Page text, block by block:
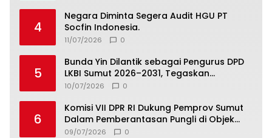
4
Negara Diminta Segera Audit HGU PT
Socfin Indonesia.
11/07/2026 0
5
Bunda Yin Dilantik sebagai Pengurus DPD
LKBI Sumut 2026–2031, Tegaskan
Komitmen Perkuat Toleransi dan
10/07/2026 0
6
Komisi VII DPR RI Dukung Pemprov Sumut
Dalam Pemberantasan Pungli di Objek
Wisata
09/07/2026 0